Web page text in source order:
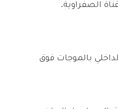
الصفراوية.
بالموجات فوق